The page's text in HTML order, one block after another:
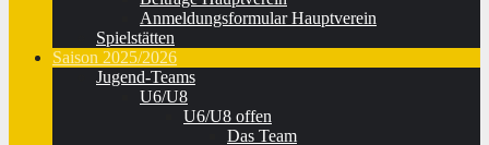
Anmeldungsformular Hauptverein
Spielstätten
Saison 2025/2026
Jugend-Teams
U6/U8
U6/U8 offen
Das Team